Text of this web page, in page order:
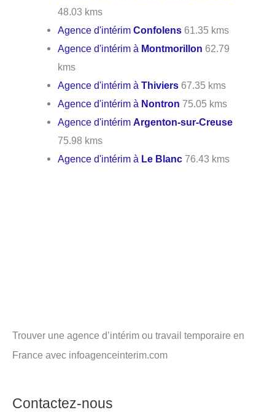
48.03 kms
Agence d'intérimConfolens 61.35 kms
Agence d'intérim à Montmorillon 62.79
kms
Agence d'intérim àThiviers 67.35 kms
Agence d'intérim à Nontron 75.05 kms
Agence d'intérimArgenton-sur-Creuse
75.98 kms
Agence d'intérim à Le Blanc 76.43 kms
Trouver une agence d’intérim ou travail temporaire en
France avec infoagenceinterim.com
Contactez-nous